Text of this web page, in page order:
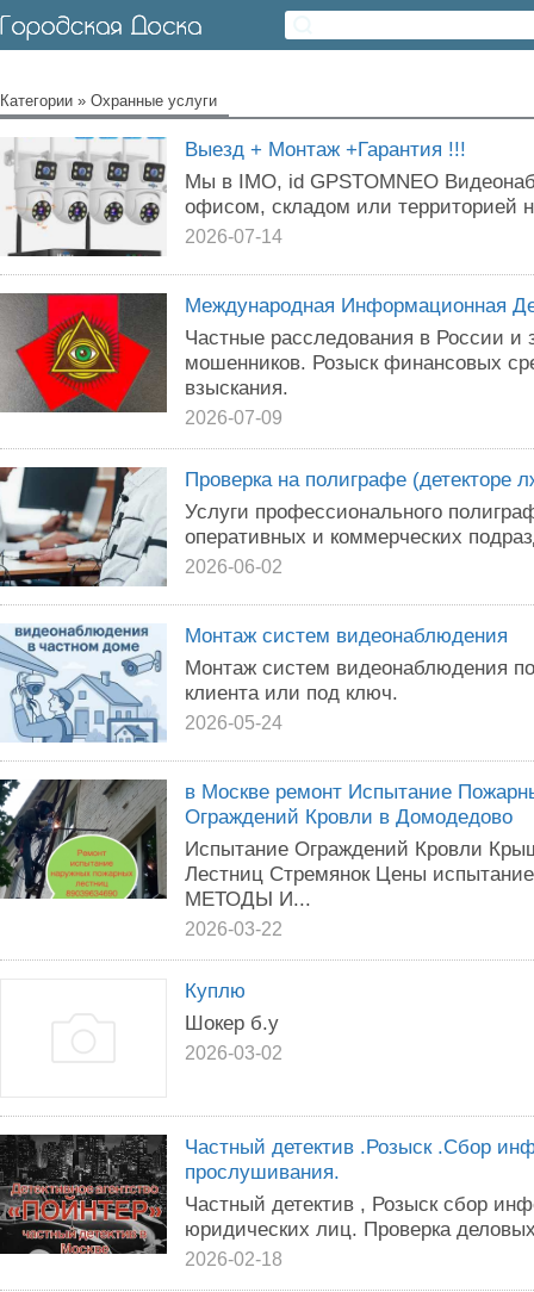
Категории » Охранные услуги
Выезд + Монтаж +Гарантия !!!
Мы в IMO, id GPSTOMNEO
офисом, складом или территорией
2026-07-14
Международная Информационная
Частные расследования в России
мошенников. Розыск финансовых
взыскания.
2026-07-09
Проверка на полиграфе (детекторе
Услуги профессионального
оперативных и коммерческих
2026-06-02
Монтаж систем видеонаблюдения
Монтаж систем видеонаблюдения
клиента или под ключ.
2026-05-24
в Москве ремонт Испытание
Ограждений Кровли в Домодедово
Испытание Ограждений Кровли
Лестниц Стремянок Цены
МЕТОДЫ И...
2026-03-22
Куплю
Шокер б.у
2026-03-02
Частный детектив .Розыск .Сбор
прослушивания.
Частный детектив , Розыск сбор
юридических лиц. Проверка
2026-02-18